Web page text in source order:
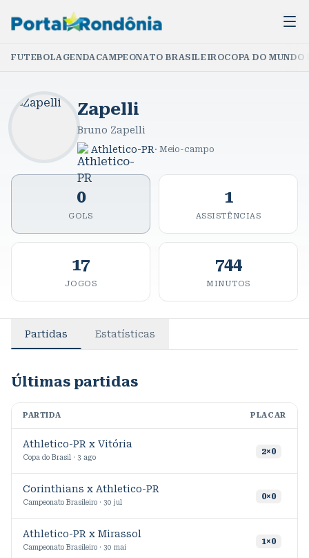
FUTEBOLAGENDACAMPEONATO BRASILEIROCOPA DO
Zapelli
Bruno Zapelli
Athletico-PR · Meio-campo
0
GOLS
1
ASSISTÊNCIAS
17
JOGOS
744
MINUTOS
Partidas Estatísticas
Últimas partidas
PARTIDA PLACAR
Athletico-PR x Vitória
Copa do Brasil · 3 ago
2×0
Corinthians x Athletico-PR
Campeonato Brasileiro · 30 jul
0×0
Athletico-PR x Mirassol
Campeonato Brasileiro · 30 mai
1×0